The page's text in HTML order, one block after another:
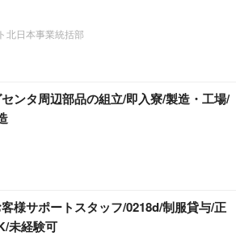
北日本事業統括部
センタ周辺部品の組立/即入寮/製造・工場/
様サポートスタッフ/0218d/制服貸与/正
未経験可